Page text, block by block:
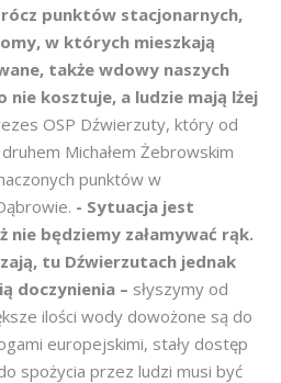
punktów stacjonarnych,
w których mieszkają
także wdowy naszych
nie kosztuje, a ludzie mają lżej
OSP Dźwierzuty, który od
Michałem Żebrowskim
punktów w
- Sytuacja jest
nie będziemy załamywać rąk.
tu Dźwierzutach jednak
doczynienia – słyszymy od
ilości wody dowożone są do
europejskimi, stały dostęp
spożycia przez ludzi musi być